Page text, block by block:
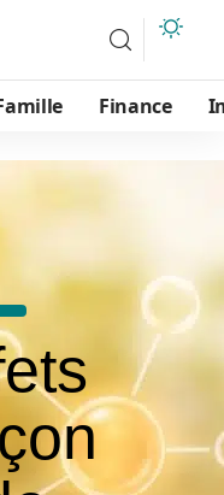
Finance